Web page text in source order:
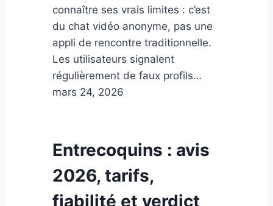
connaître ses vrais limites : c’est
du chat vidéo anonyme, pas une
appli de rencontre traditionnelle.
Les utilisateurs signalent
régulièrement de faux profils…
mars 24, 2026
Entrecoquins : avis
2026, tarifs,
fiabilité et verdict